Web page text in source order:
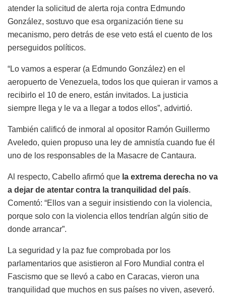
atender la solicitud de alerta roja contra Edmundo
González, sostuvo que esa organización tiene su
mecanismo, pero detrás de ese veto está el cuento de los
perseguidos políticos.
“Lo vamos a esperar (a Edmundo González) en el
aeropuerto de Venezuela, todos los que quieran ir vamos a
recibirlo el 10 de enero, están invitados. La justicia
siempre llega y le va a llegar a todos ellos”, advirtió.
También calificó de inmoral al opositor Ramón Guillermo
Aveledo, quien propuso una ley de amnistía cuando fue él
uno de los responsables de la Masacre de Cantaura.
Al respecto, Cabello afirmó que la extrema derecha no va
a dejar de atentar contra la tranquilidad del país.
Comentó: “Ellos van a seguir insistiendo con la violencia,
porque solo con la violencia ellos tendrían algún sitio de
donde arrancar”.
La seguridad y la paz fue comprobada por los
parlamentarios que asistieron al Foro Mundial contra el
Fascismo que se llevó a cabo en Caracas, vieron una
tranquilidad que muchos en sus países no viven, aseveró.